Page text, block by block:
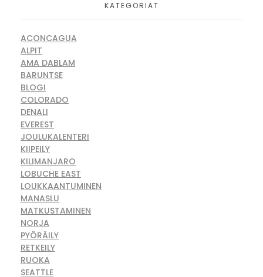
KATEGORIAT
ACONCAGUA
ALPIT
AMA DABLAM
BARUNTSE
BLOGI
COLORADO
DENALI
EVEREST
JOULUKALENTERI
KIIPEILY
KILIMANJARO
LOBUCHE EAST
LOUKKAANTUMINEN
MANASLU
MATKUSTAMINEN
NORJA
PYÖRÄILY
RETKEILY
RUOKA
SEATTLE